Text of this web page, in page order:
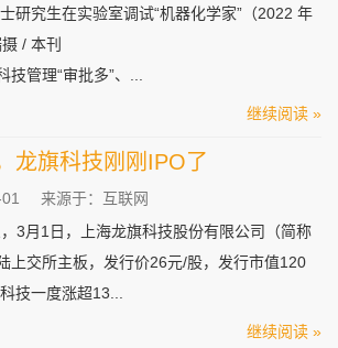
研究生在实验室调试“机器化学家”（2022 年
/ 本刊
技管理“审批多”、...
继续阅读 »
龙旗科技刚刚IPO了
来源于：互联网
3月1日，上海龙旗科技股份有限公司（简称
上交所主板，发行价26元/股，发行市值120
技一度涨超13...
继续阅读 »